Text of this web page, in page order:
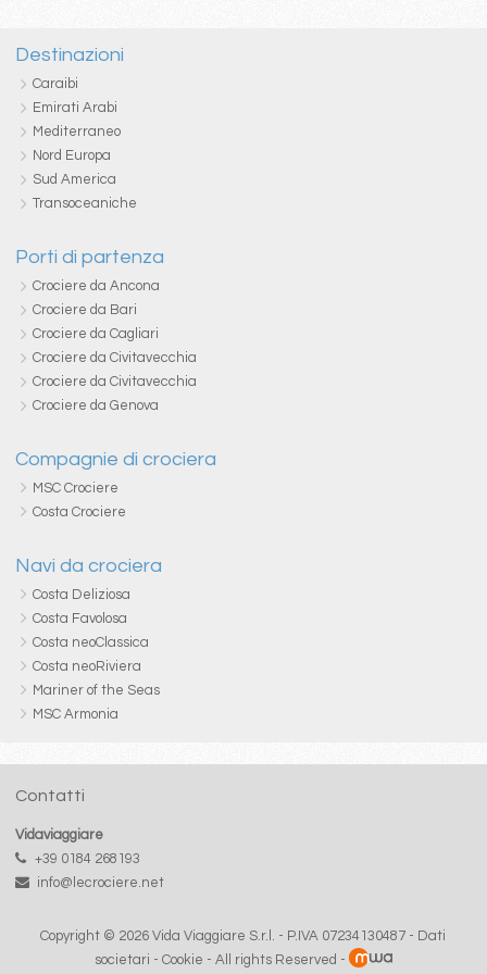
Destinazioni
Caraibi
Emirati Arabi
Mediterraneo
Nord Europa
Sud America
Transoceaniche
Porti di partenza
Crociere da Ancona
Crociere da Bari
Crociere da Cagliari
Crociere da Civitavecchia
Crociere da Civitavecchia
Crociere da Genova
Compagnie di crociera
MSC Crociere
Costa Crociere
Navi da crociera
Costa Deliziosa
Costa Favolosa
Costa neoClassica
Costa neoRiviera
Mariner of the Seas
MSC Armonia
Contatti
Vidaviaggiare
+39 0184 268193
info@lecrociere.net
Copyright © 2026 Vida Viaggiare S.r.l. - P.IVA 07234130487 - Dati
societari - Cookie - All rights Reserved -